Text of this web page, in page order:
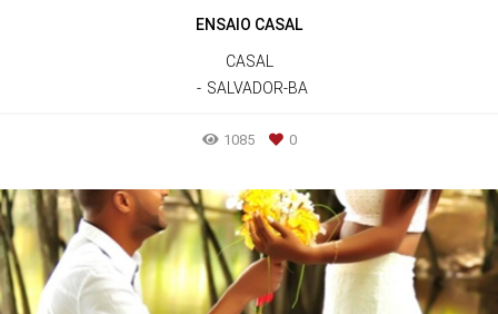
ENSAIO CASAL
CASAL
SALVADOR-BA
1085 0